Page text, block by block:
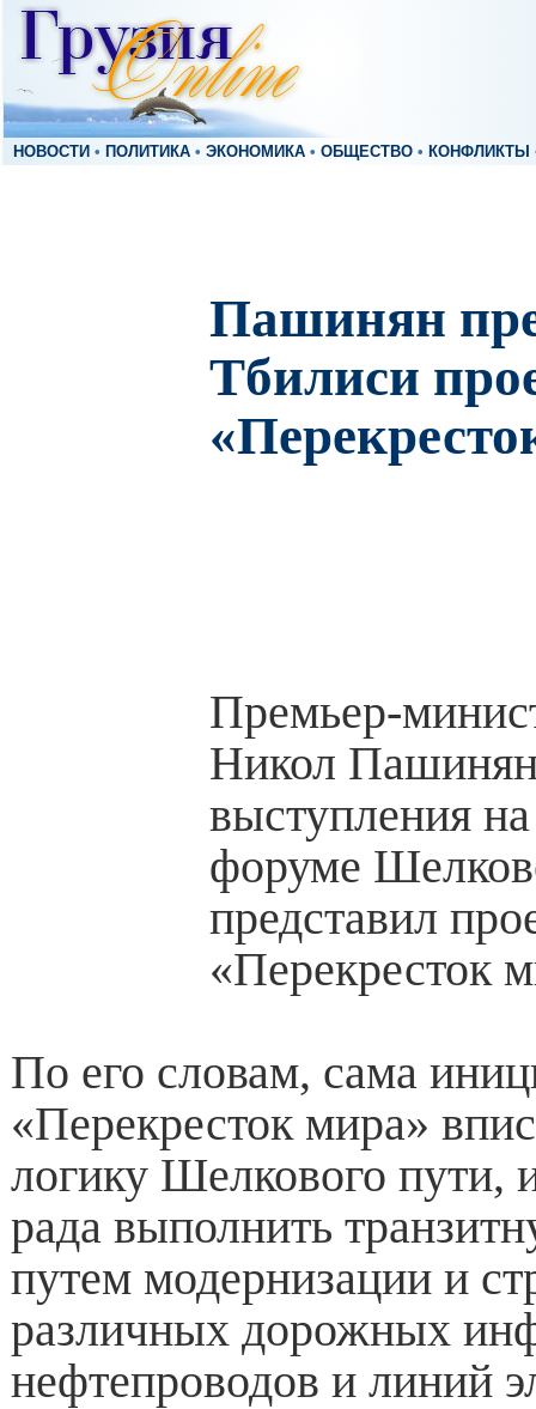
НОВОСТИ • ПОЛИТИКА • ЭКОНОМИКА • ОБЩЕСТВО • КОНФЛИКТЫ
Пашинян
Тбилиси
Премьер-
Никол Пашинян
выступления
форуме
представил
«Перекресток
По его словам, сама
«Перекресток мира»
логику Шелкового пути,
рада выполнить
путем модернизации и
различных дорожных
нефтепроводов и линий